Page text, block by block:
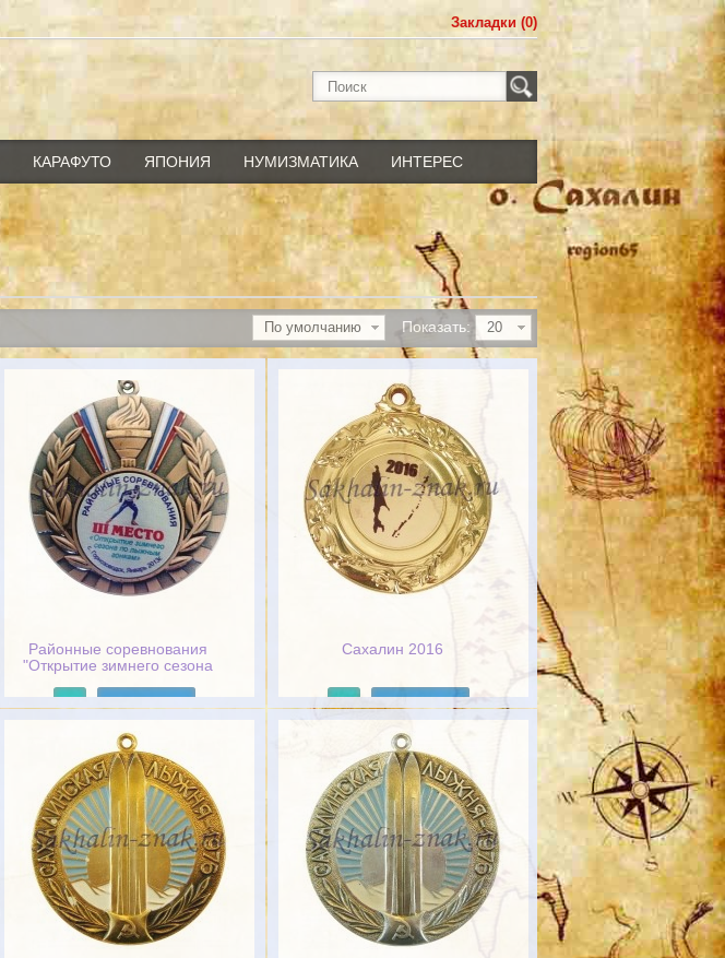
Закладки (0)
КАРАФУТО ЯПОНИЯ НУМИЗМАТИКА ИНТЕРЕС
Показать: 20
По умолчанию
Районные соревнования
"Открытие зимнего сезона
место. с.Горнозаводск,
Январь 2013
Сахалин 2016